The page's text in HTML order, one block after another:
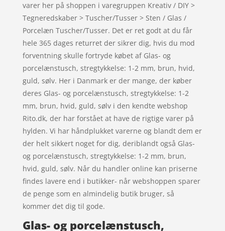
varer her på shoppen i varegruppen Kreativ / DIY >
Tegneredskaber > Tuscher/Tusser > Sten / Glas /
Porcelæn Tuscher/Tusser. Det er ret godt at du får
hele 365 dages returret der sikrer dig, hvis du mod
forventning skulle fortryde købet af Glas- og
porcelænstusch, stregtykkelse: 1-2 mm, brun, hvid,
guld, sølv. Her i Danmark er der mange, der køber
deres Glas- og porcelænstusch, stregtykkelse: 1-2
mm, brun, hvid, guld, sølv i den kendte webshop
Rito.dk, der har forstået at have de rigtige varer på
hylden. Vi har håndplukket varerne og blandt dem er
der helt sikkert noget for dig, deriblandt også Glas-
og porcelænstusch, stregtykkelse: 1-2 mm, brun,
hvid, guld, sølv. Når du handler online kan priserne
findes lavere end i butikker- når webshoppen sparer
de penge som en almindelig butik bruger, så
kommer det dig til gode.
Glas- og porcelænstusch,